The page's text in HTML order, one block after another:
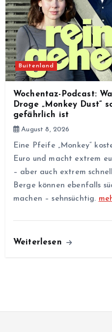
Buitenland
Wochentaz-Podcast:
Droge „Monkey Dust“
gefährlich ist
August 8, 2026
Eine Pfeife „Monkey“
Euro und macht extrem
– aber auch extrem
Berge können ebenfalls
machen – sehnsüchtig.
Weiterlesen